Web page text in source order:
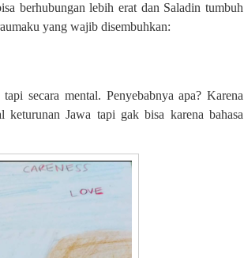
berhubungan lebih erat dan Saladin tumbuh
yang wajib disembuhkan:
secara mental. Penyebabnya apa? Karena
keturunan Jawa tapi gak bisa karena bahasa